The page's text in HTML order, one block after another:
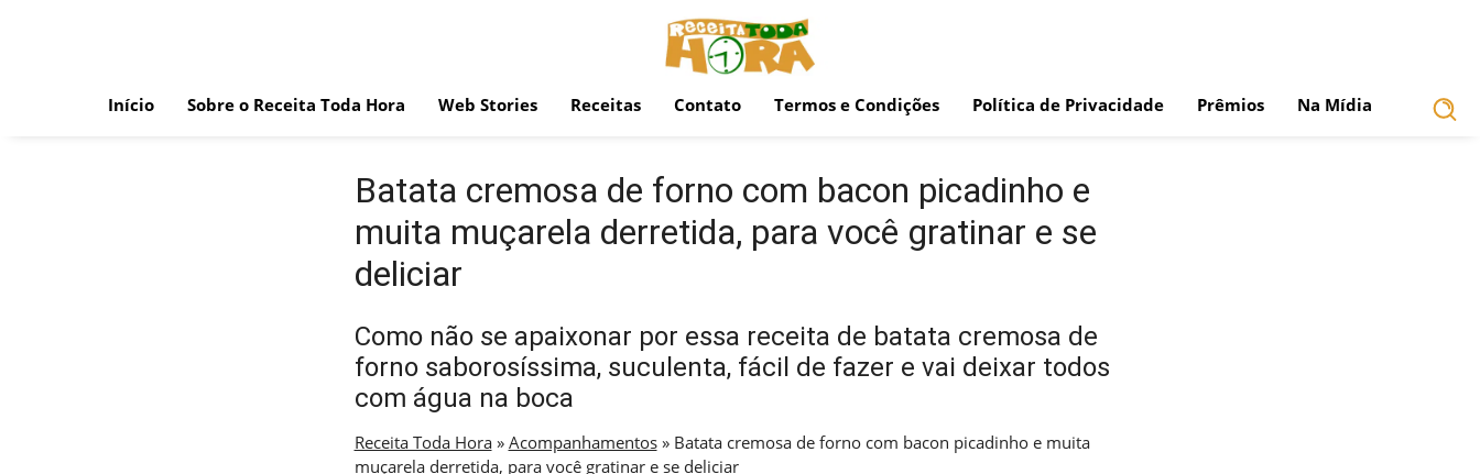
Início Sobre o Receita Toda Hora Web Stories Receitas Contato Termos e Condições Política de Privacidade Prêmios Na Mídia
Batata cremosa de forno com bacon picadinho e
muita muçarela derretida, para você gratinar e se
deliciar
Como não se apaixonar por essa receita de batata cremosa de
forno saborosíssima, suculenta, fácil de fazer e vai deixar todos
com água na boca
Receita Toda Hora» Acompanhamentos» Batata cremosa de forno com bacon picadinho e muita
muçarela derretida, para você gratinar e se deliciar